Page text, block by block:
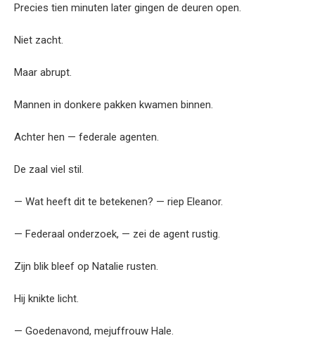
Precies tien minuten later gingen de deuren open.
Niet zacht.
Maar abrupt.
Mannen in donkere pakken kwamen binnen.
Achter hen — federale agenten.
De zaal viel stil.
— Wat heeft dit te betekenen? — riep Eleanor.
— Federaal onderzoek, — zei de agent rustig.
Zijn blik bleef op Natalie rusten.
Hij knikte licht.
— Goedenavond, mejuffrouw Hale.